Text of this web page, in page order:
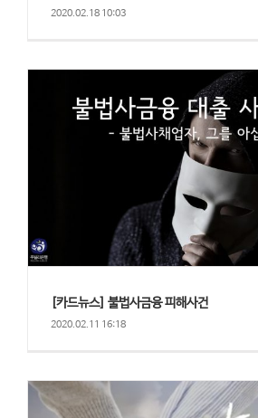
2020.02.18 10:03
[카드뉴스] 불법사금융 피해사건
2020.02.11 16:18